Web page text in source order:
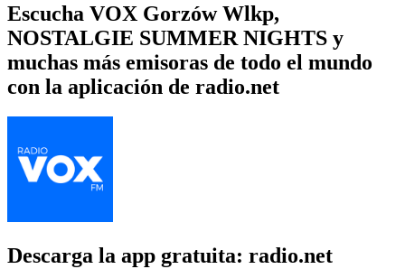
Escucha VOX Gorzów Wlkp,
NOSTALGIE SUMMER NIGHTS y
muchas más emisoras de todo el mundo
con la aplicación de radio.net
Descarga la app gratuita: radio.net